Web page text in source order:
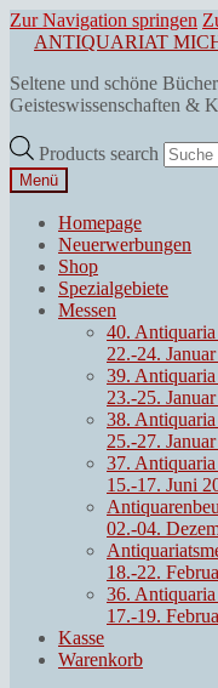
Zur Navigation springen
ANTIQUARIAT
Seltene und schöne
Geisteswissenschaften &
Products search
Menü
Homepage
Neuerwerbungen
Shop
Spezialgebiete
Messen
40.
22.-24.
39.
23.-25.
38.
25.-27.
37.
15.-17. Juni
02.-04.
18.-22.
36.
17.-19.
Kasse
Warenkorb